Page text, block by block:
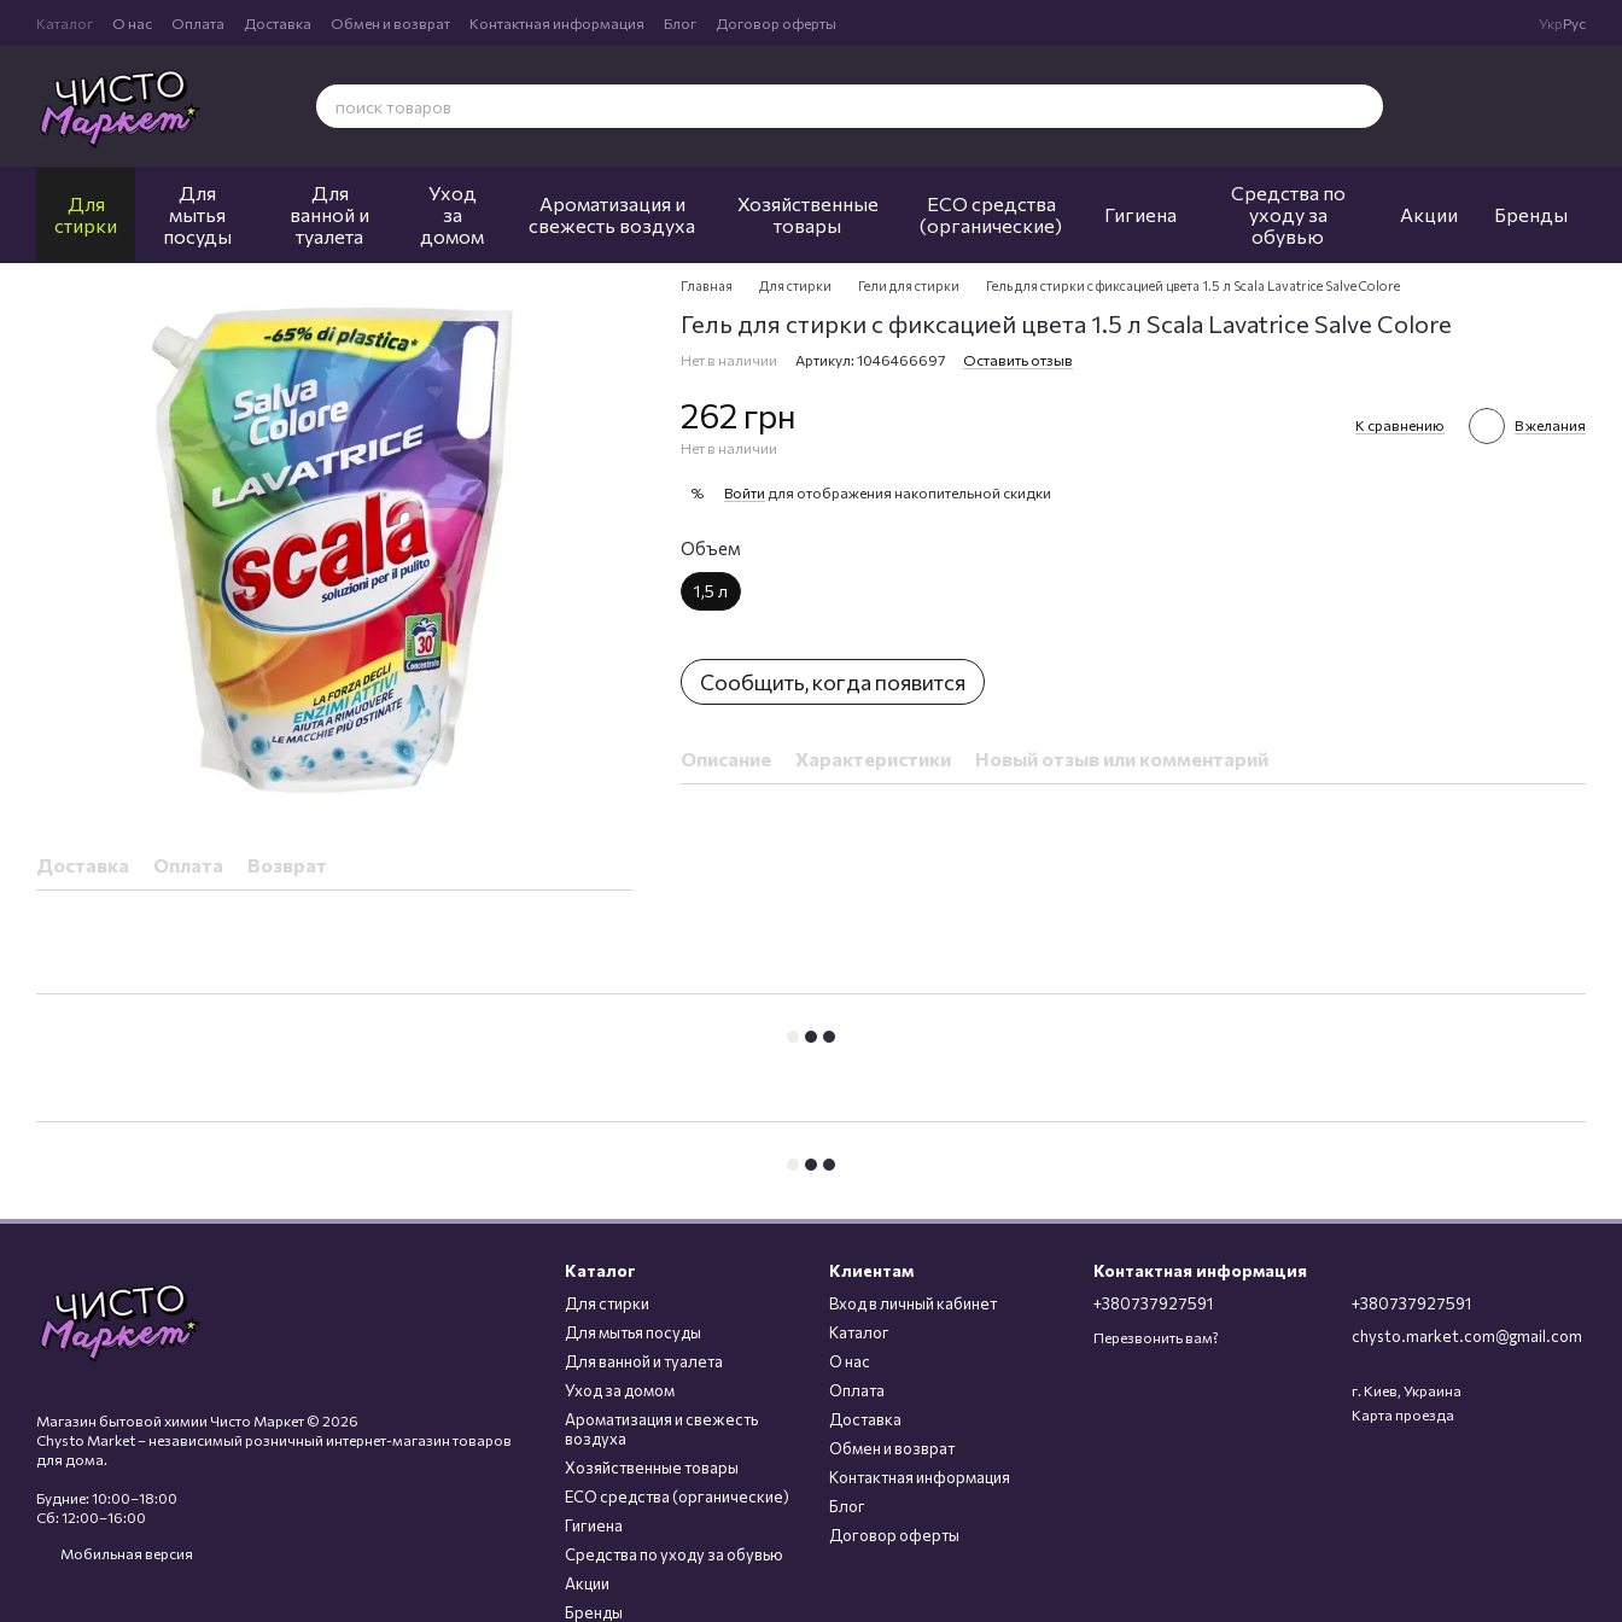
Перейти к основному контенту
Каталог О нас Оплата Доставка Обмен и возврат Контактная информация Блог Договор оферты УкрРус
Для
стирки
Для
мытья
посуды
Для
ванной и
туалета
Уход
за
домом
Ароматизация и
свежесть воздуха
Хозяйственные
товары
ECO средства
(органические)
Гигиена
Средства по
уходу за
обувью
Акции Бренды
Доставка Оплата Возврат
Главная Для стирки Гели для стирки Гель для стирки с фиксацией цвета 1.5 л Scala Lavatrice Salve Colore
Гель для стирки с фиксацией цвета 1.5 л Scala Lavatrice Salve Colore
Нет в наличии Артикул: 1046466697 Оставить отзыв
262 грн
Нет в наличии
К сравнению В желания
% Войти для отображения накопительной скидки
Объем
1,5 л
Сообщить, когда появится
Описание Характеристики Новый отзыв или комментарий
Магазин бытовой химии Чисто Маркет © 2026
Chysto Market – независимый розничный интернет-магазин товаров
для дома.
Будние: 10:00–18:00
Сб: 12:00–16:00
Мобильная версия
Каталог
Для стирки
Для мытья посуды
Для ванной и туалета
Уход за домом
Ароматизация и свежесть
воздуха
Хозяйственные товары
ECO средства (органические)
Гигиена
Средства по уходу за обувью
Акции
Бренды
Клиентам
Вход в личный кабинет
Каталог
О нас
Оплата
Доставка
Обмен и возврат
Контактная информация
Блог
Договор оферты
Контактная информация
+380737927591
Перезвонить вам?
+380737927591
chysto.market.com@gmail.com
г. Киев, Украина
Карта проезда